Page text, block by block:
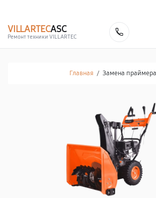
VILLARTECASC
Ремонт техники VILLARTEC
Главная / Замена праймера